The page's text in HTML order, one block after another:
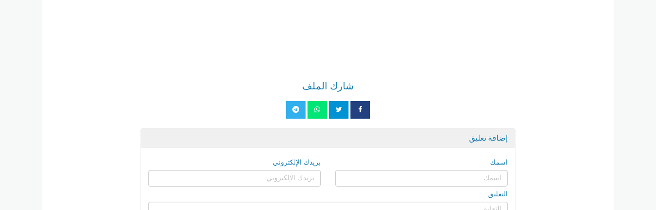
شارك الملف
إضافة تعليق
اسمك بريدك الإلكتروني
التعليق